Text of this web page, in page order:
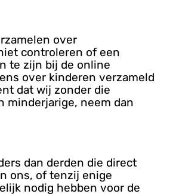
over
controleren of een
te zijn bij de online
over kinderen verzameld
dat wij zonder die
minderjarige, neem dan
dan derden die direct
ons, of tenzij enige
nodig hebben voor de